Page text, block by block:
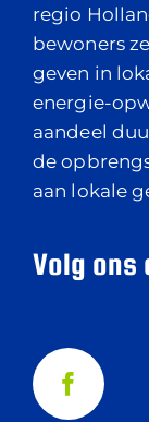
regio
bewoners
geven in
energie-
aandeel
de
aan lokale
Volg ons